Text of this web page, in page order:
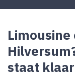
staat klaar